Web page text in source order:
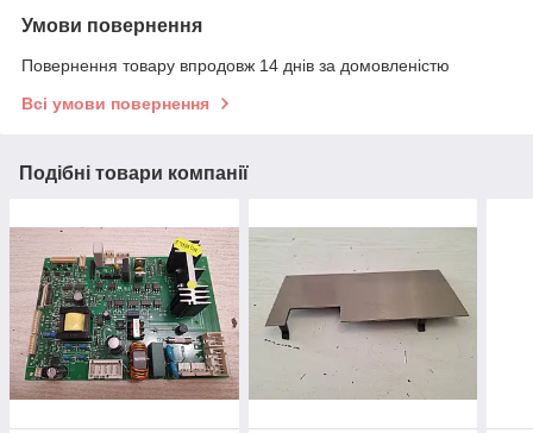
Умови повернення
Повернення товару впродовж 14 днів за домовленістю
Всі умови повернення
Подібні товари компанії